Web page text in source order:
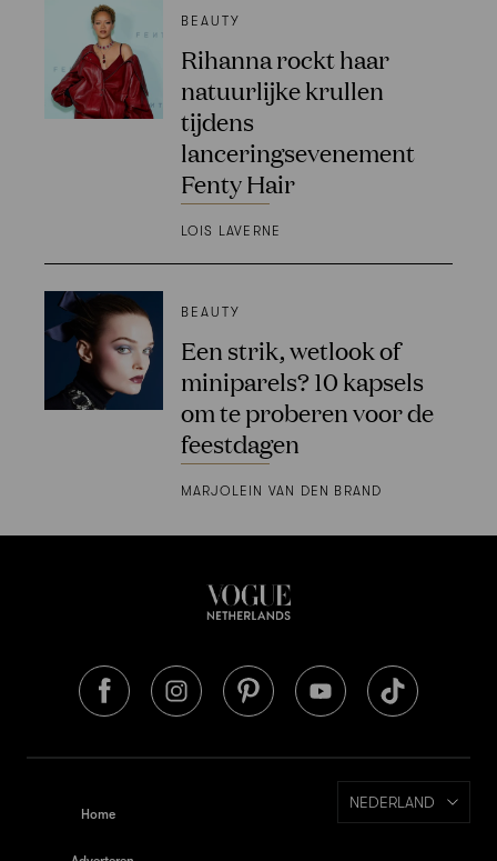
BEAUTY
Rihanna rockt haar
natuurlijke krullen
tijdens
lanceringsevenement
Fenty Hair
LOIS LAVERNE
BEAUTY
Een strik, wetlook of
miniparels? 10 kapsels
om te proberen voor de
feestdagen
MARJOLEIN VAN DEN BRAND
Home
NEDERLAND